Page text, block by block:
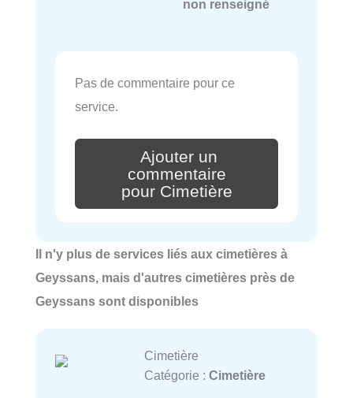
non renseigné
Pas de commentaire pour ce
service.
Ajouter un
commentaire
pour Cimetière
Il n'y plus de services liés aux cimetières à
Geyssans, mais d'autres cimetières près de
Geyssans sont disponibles
Cimetière
Catégorie : Cimetière